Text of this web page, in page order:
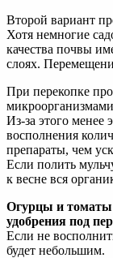
Второй вариант
Хотя немногие
качества почвы
слоях.
При перекопке
Из-за этого менее
восполнения
препараты, чем
Если полить
к весне вся
Огурцы и томаты
удобрения под
Если не
будет небольшим.